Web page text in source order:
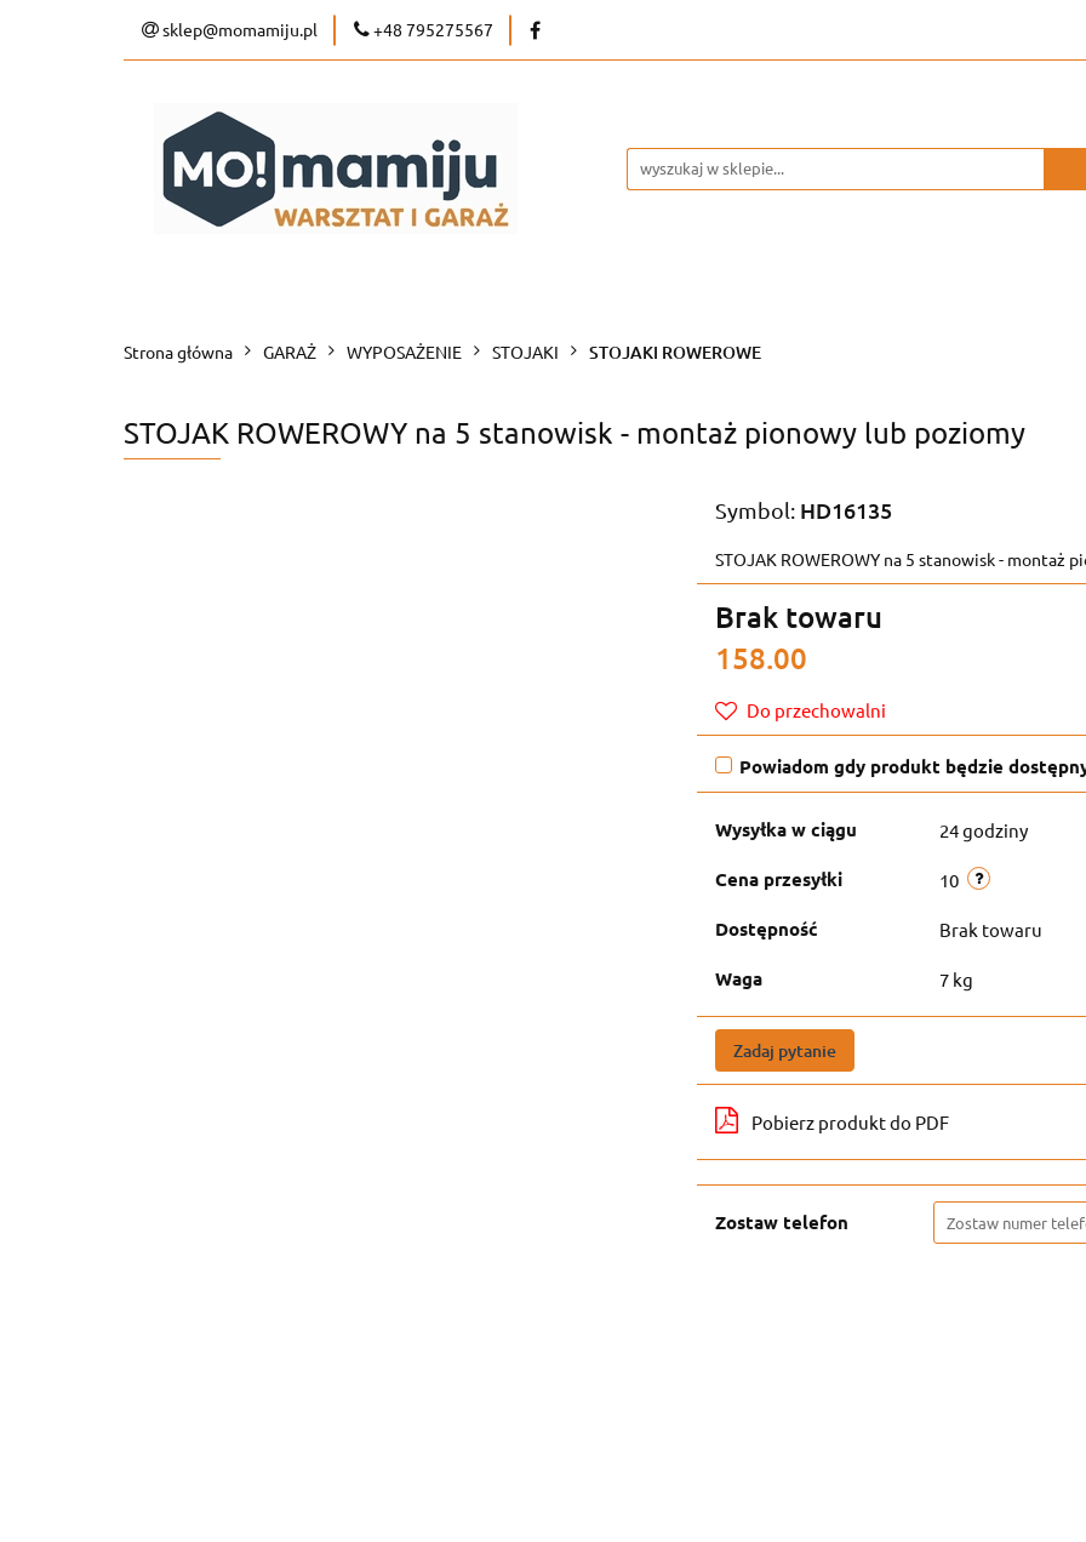
sklep@momamiju.pl +48 795275567
Strona główna GARAŻ WYPOSAŻENIE STOJAKI STOJAKI ROWEROWE
STOJAK ROWEROWY na 5 stanowisk - montaż pionowy lub poziomy
Symbol: HD16135
STOJAK ROWEROWY na 5 stanowisk - montaż
Brak towaru
158.00
Do przechowalni
Powiadom gdy produkt będzie
Wysyłka w ciągu 24 godziny
Cena przesyłki 10
Dostępność Brak towaru
Waga 7 kg
Zadaj pytanie
Pobierz produkt do PDF
Zostaw telefon